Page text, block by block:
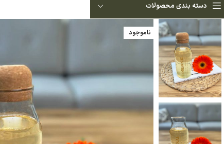
دسته بندی محصولات
ناموجود